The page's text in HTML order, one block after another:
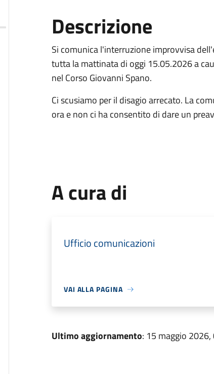
Descrizione
Si comunica l'interruzione improvvisa
tutta la mattinata di oggi 15.05.2026 a
nel Corso Giovanni Spano.
Ci scusiamo per il disagio arrecato. La
ora e non ci ha consentito di dare un
A cura di
Ufficio comunicazioni
VAI ALLA PAGINA
Ultimo aggiornamento: 15 maggio 2026,